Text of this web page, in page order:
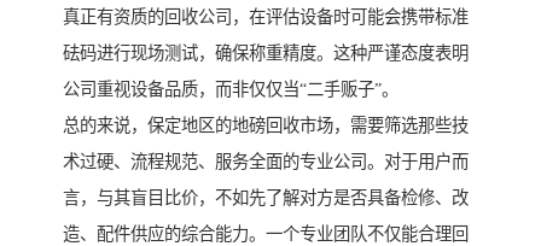
真正有资质的回收公司，在评估设备时可能会携带标准
砝码进行现场测试，确保称重精度。这种严谨态度表明
公司重视设备品质，而非仅仅当“二手贩子”。
总的来说，保定地区的地磅回收市场，需要筛选那些技
术过硬、流程规范、服务全面的专业公司。对于用户而
言，与其盲目比价，不如先了解对方是否具备检修、改
造、配件供应的综合能力。一个专业团队不仅能合理回